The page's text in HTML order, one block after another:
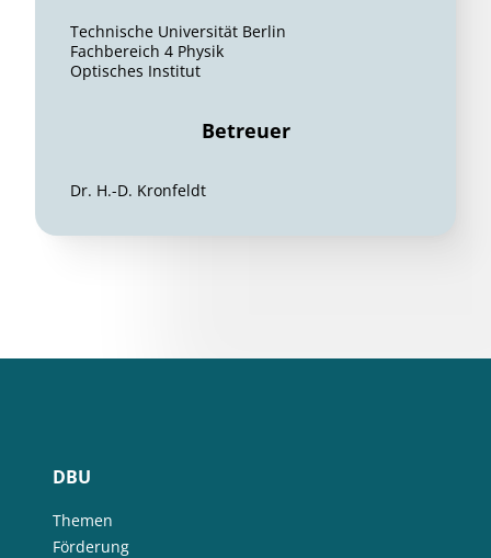
Technische Universität Berlin
Fachbereich 4 Physik
Optisches Institut
Betreuer
Dr. H.-D. Kronfeldt
DBU
Themen
Förderung